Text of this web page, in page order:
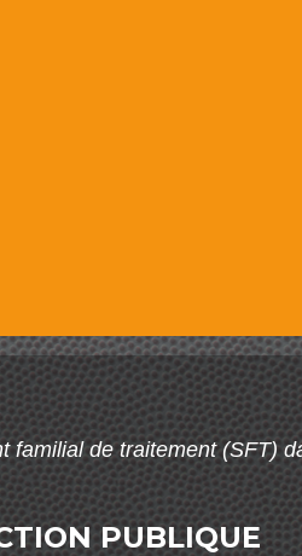
familial de traitement (SFT)
PUBLIQUE